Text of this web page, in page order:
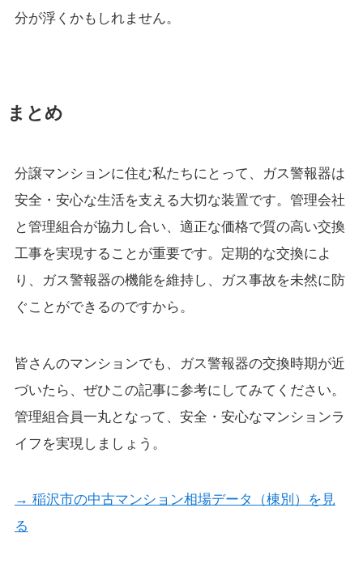
分が浮くかもしれません。
まとめ
分譲マンションに住む私たちにとって、ガス警報器は
安全・安心な生活を支える大切な装置です。管理会社
と管理組合が協力し合い、適正な価格で質の高い交換
工事を実現することが重要です。定期的な交換によ
り、ガス警報器の機能を維持し、ガス事故を未然に防
ぐことができるのですから。
皆さんのマンションでも、ガス警報器の交換時期が近
づいたら、ぜひこの記事に参考にしてみてください。
管理組合員一丸となって、安全・安心なマンションラ
イフを実現しましょう。
→ 稲沢市の中古マンション相場データ（棟別）を見
る